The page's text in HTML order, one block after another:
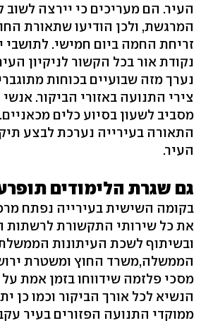
העיר. הם מעריכים כי יירצה לשוב
המרגשת, ולכן הודיעו שתאורת
זריחת החמה ביום חמישי. לתושבי
נקודת אור בכל הקשור לניקיון
נערך מזה שבועיים בכוחות
צירי התנועה באזורי הביקור.
מסביב לשעון בסיוע כלים
התאורה בעירייה נערכת לבצע
העיר.
גם שגרת הלימודים
בקומה השישית בעירייה נפתח
את כל שירותי התקשורת לרשתות
ובשיתוף לשכת העיתונות
הממשלה,משרד החוץ ומשטרת
מסכי פלזמה שידווחו בזמן אמת
הנשיא לכל אורך הביקור וכמו כן
ממוקדי התנועה הפזורים בעיר